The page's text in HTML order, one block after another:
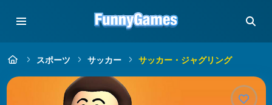
スポーツ サッカー サッカー・ジャグリング